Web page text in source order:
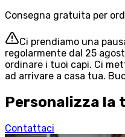
Consegna gratuita per
Ci prendiamo una
regolarmente dal 25
ordinare i tuoi capi. Ci
ad arrivare a casa tua.
Personalizza la
Contattaci